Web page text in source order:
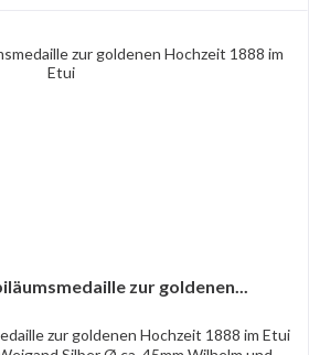
zur goldenen...
zur goldenen Hochzeit 1888 im Etui